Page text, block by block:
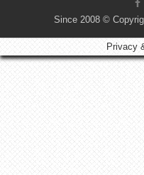
Since 2008 ©
Privacy